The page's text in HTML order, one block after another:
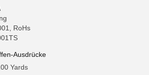
RoHs
Ausdrücke
Yards